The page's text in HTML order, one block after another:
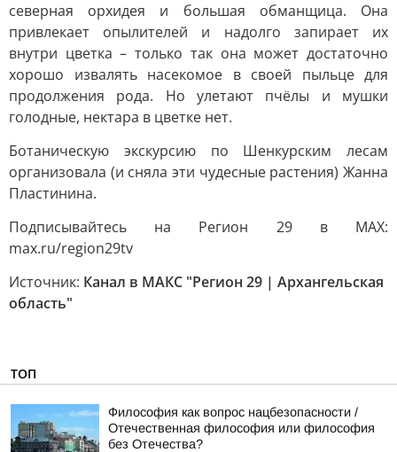
северная орхидея и большая обманщица. Она
привлекает опылителей и надолго запирает их
внутри цветка – только так она может достаточно
хорошо извалять насекомое в своей пыльце для
продолжения рода. Но улетают пчёлы и мушки
голодные, нектара в цветке нет.
Ботаническую экскурсию по Шенкурским лесам
организовала (и сняла эти чудесные растения) Жанна
Пластинина.
Подписывайтесь на Регион 29 в MAX:
max.ru/region29tv
Источник: Канал в МАКС "Регион 29 | Архангельская
область"
ТОП
Философия как вопрос нацбезопасности /
Отечественная философия или философия
без Отечества?